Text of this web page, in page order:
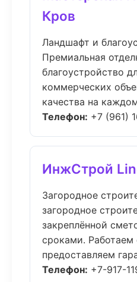
Кров
Ландшафт и
Премиальная
благоустройство
коммерческих
качества на
Телефон: +7 (961)
ИнжСтрой
Загородное
загородное
закреплённой
сроками. Работаем
предоставляем
Телефон: +7-917-